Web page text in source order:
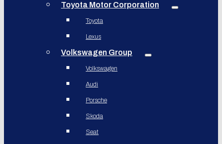
Toyota Motor Corporation
Toyota
Lexus
Volkswagen Group
Volkswagen
Audi
Porsche
Skoda
Seat